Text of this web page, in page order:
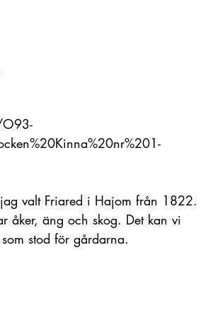
O93-
valt Friared i Hajom från 1822.
åker, äng och skog. Det kan vi
stod för gårdarna.